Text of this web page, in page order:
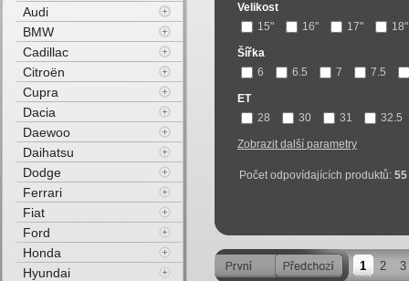
Velikost
15"
16" 17" 18"
Šířka
6
6.5 7 7.5
ET
28
30 31 32.5
Zobrazit další parametry
Počet odpovídajících produktů:55
1 2 3
Audi
BMW
Cadillac
Citroën
Cupra
Dacia
Daewoo
Daihatsu
Dodge
Ferrari
Fiat
Ford
Honda
Hyundai